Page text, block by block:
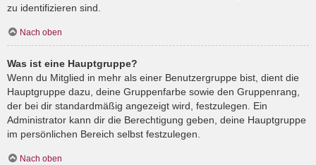
zu identifizieren sind.
Nach oben
Was ist eine Hauptgruppe?
Wenn du Mitglied in mehr als einer Benutzergruppe bist, dient die
Hauptgruppe dazu, deine Gruppenfarbe sowie den Gruppenrang,
der bei dir standardmäßig angezeigt wird, festzulegen. Ein
Administrator kann dir die Berechtigung geben, deine Hauptgruppe
im persönlichen Bereich selbst festzulegen.
Nach oben